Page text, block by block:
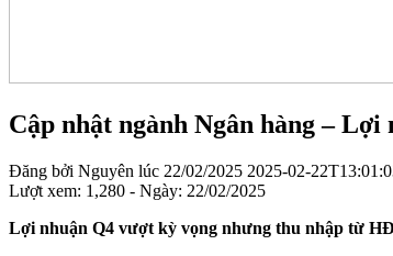
Cập nhật ngành Ngân hàng –
Đăng bởi Nguyên lúc 22/02/2025 2025-02-
Lượt xem: 1,280 - Ngày: 22/02/2025
Lợi nhuận Q4 vượt kỳ vọng nhưng thu nhập từ